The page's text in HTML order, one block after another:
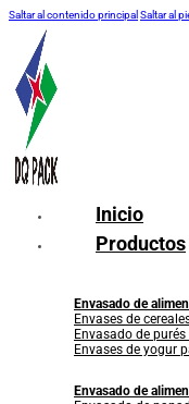
Saltar al contenido principal Saltar al
Inicio
Productos
Envasado de
Envases de
Envasado de
Envases de yogur
Envasado de